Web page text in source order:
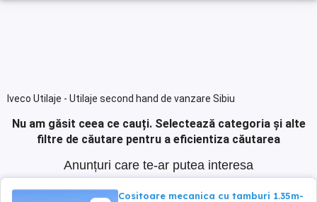
Iveco Utilaje - Utilaje second hand de vanzare Sibiu
Nu am găsit ceea ce cauți. Selectează categoria și alte
filtre de căutare pentru a eficientiza căutarea
Anunțuri care te-ar putea interesa
Cositoare mecanica cu tamburi 1.35m-